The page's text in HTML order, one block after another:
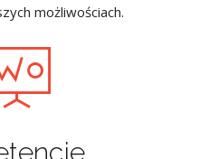
możliwościach.